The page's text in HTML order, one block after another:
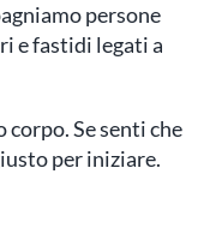
persone
e fastidi legati a
Se senti che
per iniziare.